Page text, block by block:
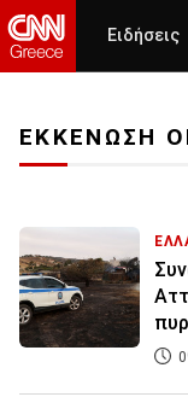
Ειδήσεις
ΕΚΚΕΝΩΣΗ